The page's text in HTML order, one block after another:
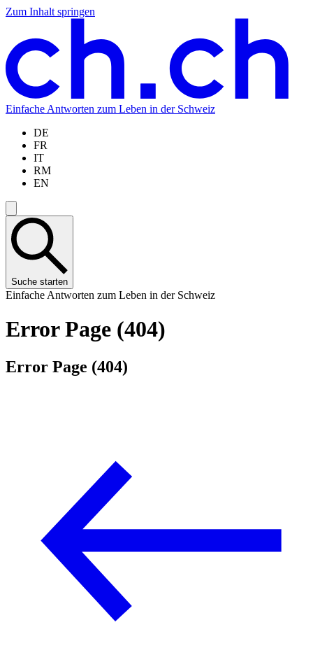
Zum Inhalt springen
Zum
springen
Zur
springen
Zur
springen
Zur
springen
Einfache Antworten zum Leben in der Schweiz
DE
FR
IT
RM
EN
Suche starten
Einfache Antworten zum Leben in der Schweiz
Error Page (404)
Error Page (404)